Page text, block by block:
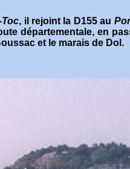
, il rejoint la D155 au
départementale, en
et le marais de Dol .